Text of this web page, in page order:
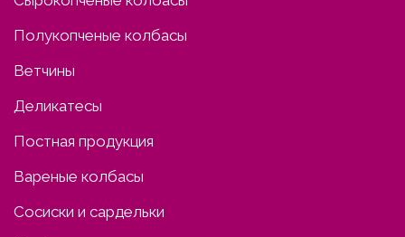
Полукопченые колбасы
Ветчины
Деликатесы
Постная продукция
Вареные колбасы
Сосиски и сардельки